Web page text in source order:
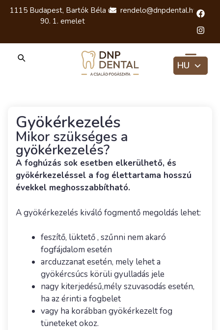
1115 Budapest, Bartók Béla út
90. 1. emelet
rendelo@dnpdental.hu
HU
Gyökérkezelés
Mikor szükséges a
gyökérkezelés?
A foghúzás sok esetben elkerülhető, és
gyökérkezeléssel a fog élettartama hosszú
évekkel meghosszabbítható.
A gyökérkezelés kiváló fogmentő megoldás lehet:
feszítő, lüktető , szűnni nem akaró
fogfájdalom esetén
arcduzzanat esetén, mely lehet a
gyökércsúcs körüli gyulladás jele
nagy kiterjedésű,mély szuvasodás esetén,
ha az érinti a fogbelet
vagy ha korábban gyökérkezelt fog
tüneteket okoz.